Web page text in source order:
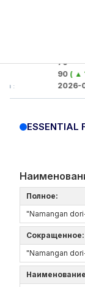
79
( ▲
2026-08-
ESSENTIAL
Полное:
"Namangan
Сокращенное:
"Namangan